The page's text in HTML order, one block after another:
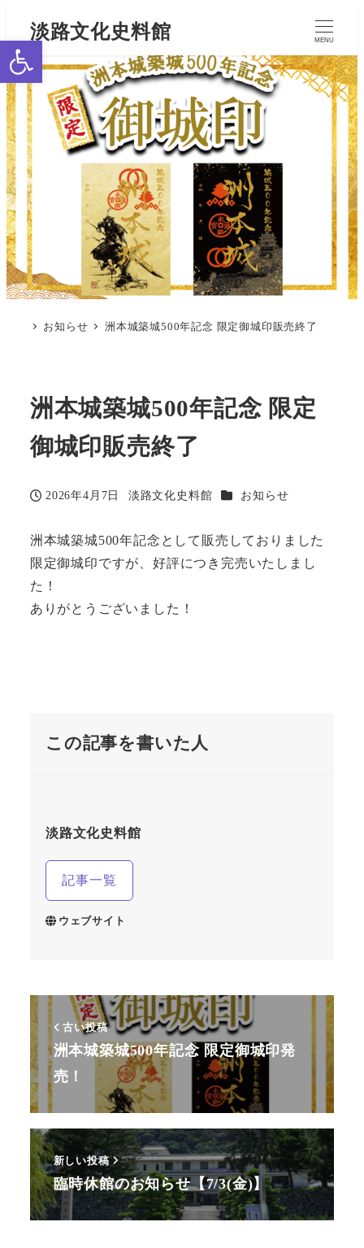
ツールバーを開く
淡路文化史料館 MENU
お知らせ 洲本城築城500年記念 限定御城印販売終了
洲本城築城500年記念 限定
御城印販売終了
投稿日
2026年4月7日
著
淡路文化史料館 カテゴリー
お知らせ
洲本城築城500年記念として販売しておりました
限定御城印ですが、好評につき完売いたしまし
た！
ありがとうございました！
この記事を書いた人
淡路文化史料館
記事一覧
ウェブサイト
古い投稿
洲本城築城500年記念 限定御城印発
売！
新しい投稿
臨時休館のお知らせ【7/3(金)】